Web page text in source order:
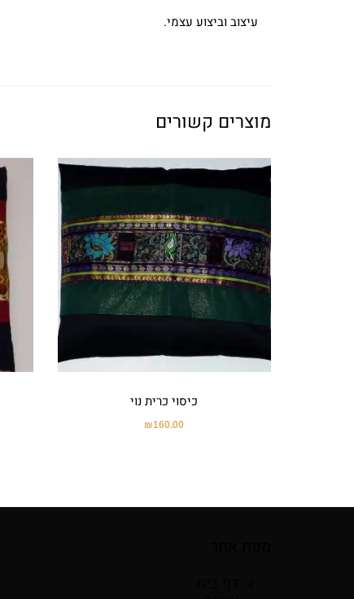
עיצוב וביצוע עצמי.
מוצרים קשורים
כיסוי כרית נוי
₪160.00